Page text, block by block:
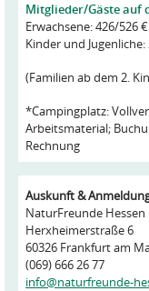
Mitglieder/Gäste auf
Erwachsene: 426/526 €
Kinder und
(Familien ab dem 2.
*Campingplatz:
Arbeitsmaterial;
Rechnung
Auskunft &
NaturFreunde Hessen
Herxheimerstraße 6
60326 Frankfurt am
(069) 666 26 77
info@naturfreunde-